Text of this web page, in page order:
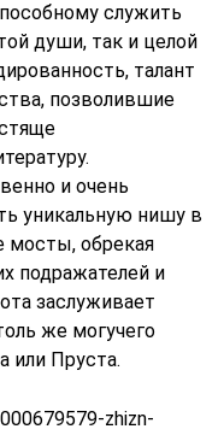
служить
души, так и целой
талант
позволившие
и очень
уникальную нишу в
мосты, обрекая
подражателей и
заслуживает
же могучего
или Пруста.
zhizn-